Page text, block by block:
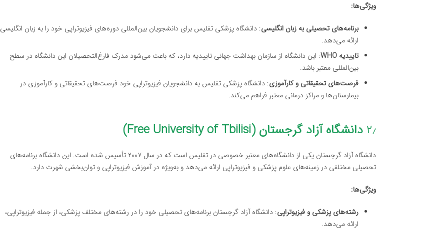
ویژگی‌ها:
برنامه‌های تحصیلی به زبان انگلیسی: دانشگاه پزشکی تفلیس برای دانشجویان بین‌المللی دوره‌های فیزیوتراپی خود را به زبان انگلیسی
ارائه می‌دهد.
تاییدیه WHO
: این دانشگاه از سازمان بهداشت جهانی تاییدیه دارد، که باعث می‌شود مدرک فارغ‌التحصیلان این دانشگاه در سطح
بین‌المللی معتبر باشد.
فرصت‌های تحقیقاتی و کارآموزی: دانشگاه پزشکی تفلیس به دانشجویان فیزیوتراپی خود فرصت‌های تحقیقاتی و کارآموزی در
بیمارستان‌ها و مراکز درمانی معتبر فراهم می‌کند.
۲٫ دانشگاه آزاد گرجستان (Free University of Tbilisi)
دانشگاه آزاد گرجستان یکی از دانشگاه‌های معتبر خصوصی در تفلیس است که در سال ۲۰۰۷ تأسیس شده است. این دانشگاه برنامه‌های
تحصیلی مختلفی در زمینه‌های علوم پزشکی و فیزیوتراپی ارائه می‌دهد و به‌ویژه در آموزش فیزیوتراپی و توان‌بخشی شهرت دارد.
ویژگی‌ها:
رشته‌های پزشکی و فیزیوتراپی: دانشگاه آزاد گرجستان برنامه‌های تحصیلی خود را در رشته‌های مختلف پزشکی، از جمله فیزیوتراپی،
ارائه می‌دهد.